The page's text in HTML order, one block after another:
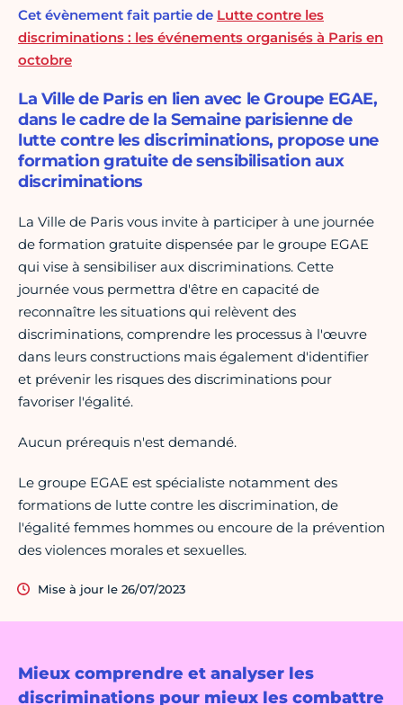
Mieux comprendre et analyser les
discriminations pour mieux les combattre
Cet évènement fait partie de Lutte contre les
discriminations : les événements organisés à Paris en
octobre
La Ville de Paris en lien avec le Groupe EGAE,
dans le cadre de la Semaine parisienne de
lutte contre les discriminations, propose une
formation gratuite de sensibilisation aux
discriminations
La Ville de Paris vous invite à participer à une journée
de formation gratuite dispensée par le groupe EGAE
qui vise à sensibiliser aux discriminations. Cette
journée vous permettra d'être en capacité de
reconnaître les situations qui relèvent des
discriminations, comprendre les processus à l'œuvre
dans leurs constructions mais également d'identifier
et prévenir les risques des discriminations pour
favoriser l'égalité.
Aucun prérequis n'est demandé.
Le groupe EGAE est spécialiste notamment des
formations de lutte contre les discrimination, de
l'égalité femmes hommes ou encoure de la prévention
des violences morales et sexuelles.
Mise à jour le 26/07/2023